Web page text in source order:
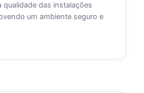
qualidade das instalações
um ambiente seguro e